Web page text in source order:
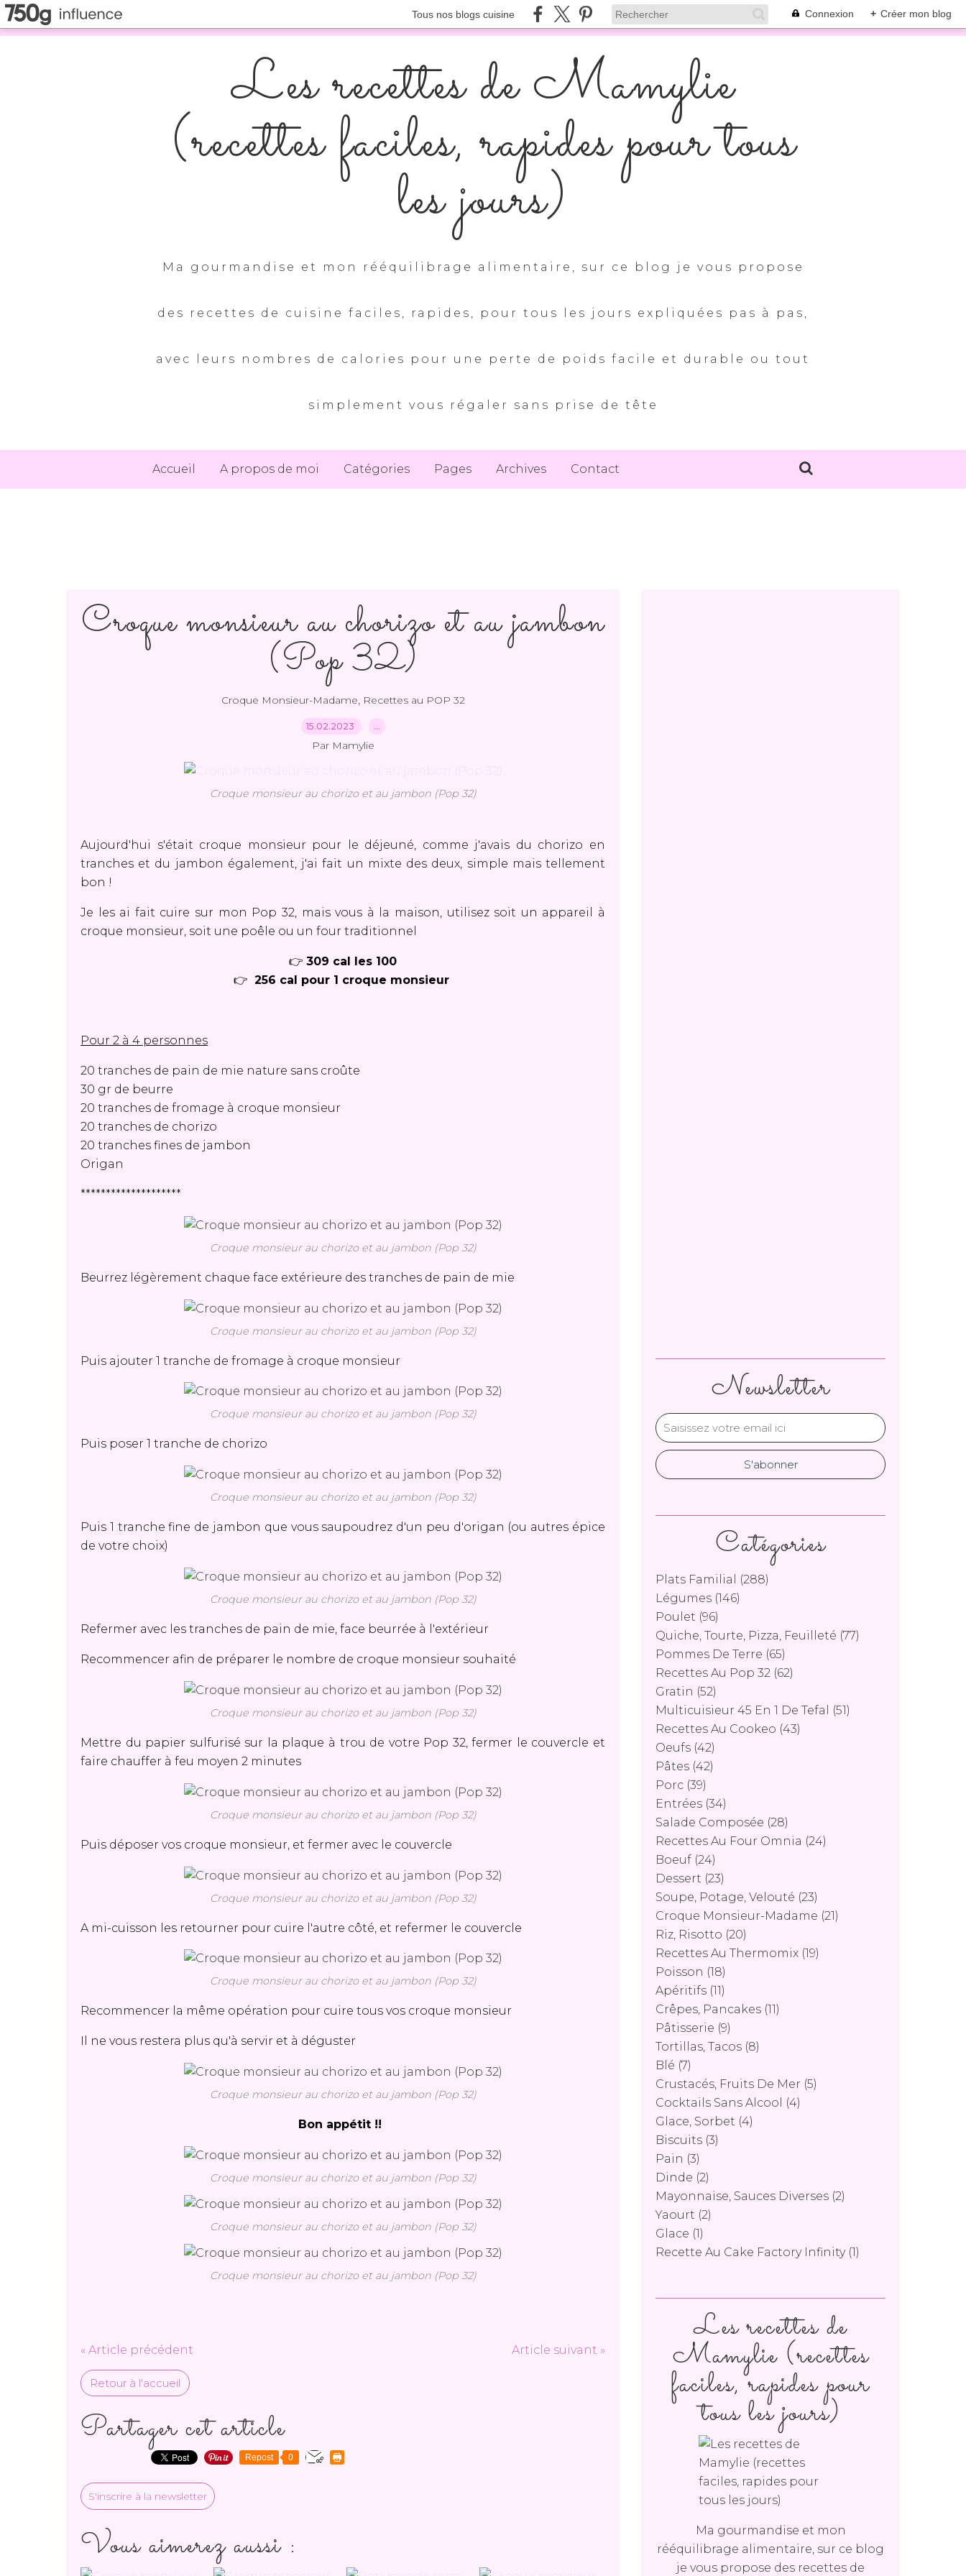
Tous nos blogs cuisine Connexion + Créer mon blog
Les recettes de Mamylie
(recettes faciles, rapides pour tous
les jours)
Ma gourmandise et mon rééquilibrage alimentaire, sur ce blog je vous propose
des recettes de cuisine faciles, rapides, pour tous les jours expliquées pas à pas,
avec leurs nombres de calories pour une perte de poids facile et durable ou tout
simplement vous régaler sans prise de tête
Accueil A propos de moi Catégories Pages Archives Contact
Croque monsieur au chorizo et au jambon
(Pop 32)
Croque Monsieur-Madame, Recettes au POP 32
15.02.2023 …
Par Mamylie
Croque monsieur au chorizo et au jambon (Pop 32)
Aujourd'hui s'était croque monsieur pour le déjeuné, comme j'avais du chorizo en
tranches et du jambon également, j'ai fait un mixte des deux, simple mais tellement
bon !
Je les ai fait cuire sur mon Pop 32, mais vous à la maison, utilisez soit un appareil à
croque monsieur, soit une poêle ou un four traditionnel
👉 309 cal les 100
👉 256 cal pour 1 croque monsieur
Pour 2 à 4 personnes
20 tranches de pain de mie nature sans croûte
30 gr de beurre
20 tranches de fromage à croque monsieur
20 tranches de chorizo
20 tranches fines de jambon
Origan
********************
Croque monsieur au chorizo et au jambon (Pop 32)
Beurrez légèrement chaque face extérieure des tranches de pain de mie
Croque monsieur au chorizo et au jambon (Pop 32)
Puis ajouter 1 tranche de fromage à croque monsieur
Croque monsieur au chorizo et au jambon (Pop 32)
Puis poser 1 tranche de chorizo
Croque monsieur au chorizo et au jambon (Pop 32)
Puis 1 tranche fine de jambon que vous saupoudrez d'un peu d'origan (ou autres épice
de votre choix)
Croque monsieur au chorizo et au jambon (Pop 32)
Refermer avec les tranches de pain de mie, face beurrée à l'extérieur
Recommencer afin de préparer le nombre de croque monsieur souhaité
Croque monsieur au chorizo et au jambon (Pop 32)
Mettre du papier sulfurisé sur la plaque à trou de votre Pop 32, fermer le couvercle et
faire chauffer à feu moyen 2 minutes
Croque monsieur au chorizo et au jambon (Pop 32)
Puis déposer vos croque monsieur, et fermer avec le couvercle
Croque monsieur au chorizo et au jambon (Pop 32)
A mi-cuisson les retourner pour cuire l'autre côté, et refermer le couvercle
Croque monsieur au chorizo et au jambon (Pop 32)
Recommencer la même opération pour cuire tous vos croque monsieur
Il ne vous restera plus qu'à servir et à déguster
Croque monsieur au chorizo et au jambon (Pop 32)
Bon appétit !!
Croque monsieur au chorizo et au jambon (Pop 32)
Croque monsieur au chorizo et au jambon (Pop 32)
Croque monsieur au chorizo et au jambon (Pop 32)
« Article précédent Article suivant »
Retour à l'accueil
Partager cet article
Repost 0
S'inscrire à la newsletter
Vous aimerez aussi :
Newsletter
Catégories
Plats Familial
(288)
Légumes (146)
Poulet (96)
Quiche, Tourte, Pizza, Feuilleté (77)
Pommes De Terre (65)
Recettes Au Pop 32 (62)
Gratin (52)
Multicuisieur 45 En 1 De Tefal
(51)
Recettes Au Cookeo (43)
Oeufs (42)
Pâtes (42)
Porc (39)
Entrées (34)
Salade Composée (28)
Recettes Au Four Omnia (24)
Boeuf (24)
Dessert (23)
Soupe, Potage, Velouté (23)
Croque Monsieur-Madame (21)
Riz, Risotto (20)
Recettes Au Thermomix (19)
Poisson (18)
Apéritifs (11)
Crêpes, Pancakes (11)
Pâtisserie (9)
Tortillas, Tacos (8)
Blé (7)
Crustacés, Fruits De Mer (5)
Cocktails Sans Alcool
(4)
Glace, Sorbet (4)
Biscuits (3)
Pain (3)
Dinde (2)
Mayonnaise, Sauces Diverses (2)
Yaourt (2)
Glace (1)
Recette Au Cake Factory Infinity(1)
Les recettes de
Mamylie (recettes
faciles, rapides pour
tous les jours)
Ma gourmandise et mon
rééquilibrage alimentaire, sur ce blog
je vous propose des recettes de